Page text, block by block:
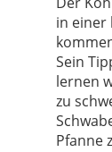
in einer
Sein
lernen
zu
Pfanne